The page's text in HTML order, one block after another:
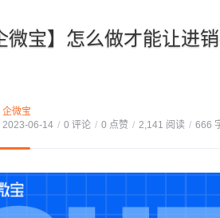
微宝】怎么做才能让进
企微宝
2023-06-14 / 0 评论 / 0 点赞 / 2,141 阅读 / 666